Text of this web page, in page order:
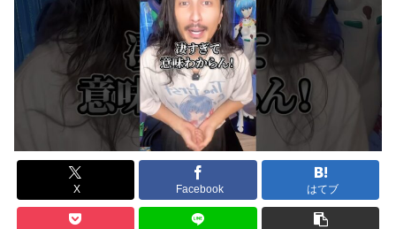
X Facebook はてブ